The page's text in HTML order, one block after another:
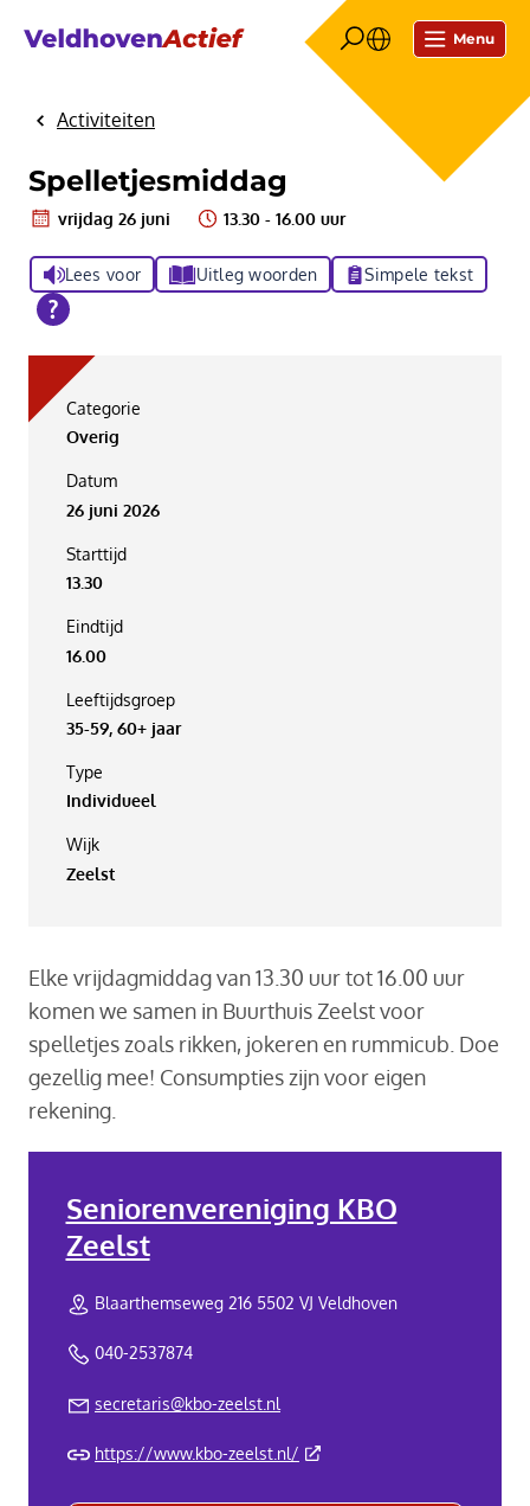
Menu
HomeActiviteiten
Spelletjesmiddag
vrijdag 26 juni 13.30 - 16.00 uur
Lees voor Uitleg woorden Simpele tekst
Categorie
Overig
Datum
26 juni 2026
Starttijd
13.30
Eindtijd
16.00
Leeftijdsgroep
35-59, 60+ jaar
Type
Individueel
Wijk
Zeelst
Elke vrijdagmiddag van 13.30 uur tot 16.00 uur
komen we samen in Buurthuis Zeelst voor
spelletjes zoals rikken, jokeren en rummicub. Doe
gezellig mee! Consumpties zijn voor eigen
rekening.
Seniorenvereniging KBO
Zeelst
Blaarthemseweg 216 5502 VJ Veldhoven
040-2537874
secretaris@kbo-zeelst.nl
https://www.kbo-zeelst.nl/ (Deze link gaat naar een